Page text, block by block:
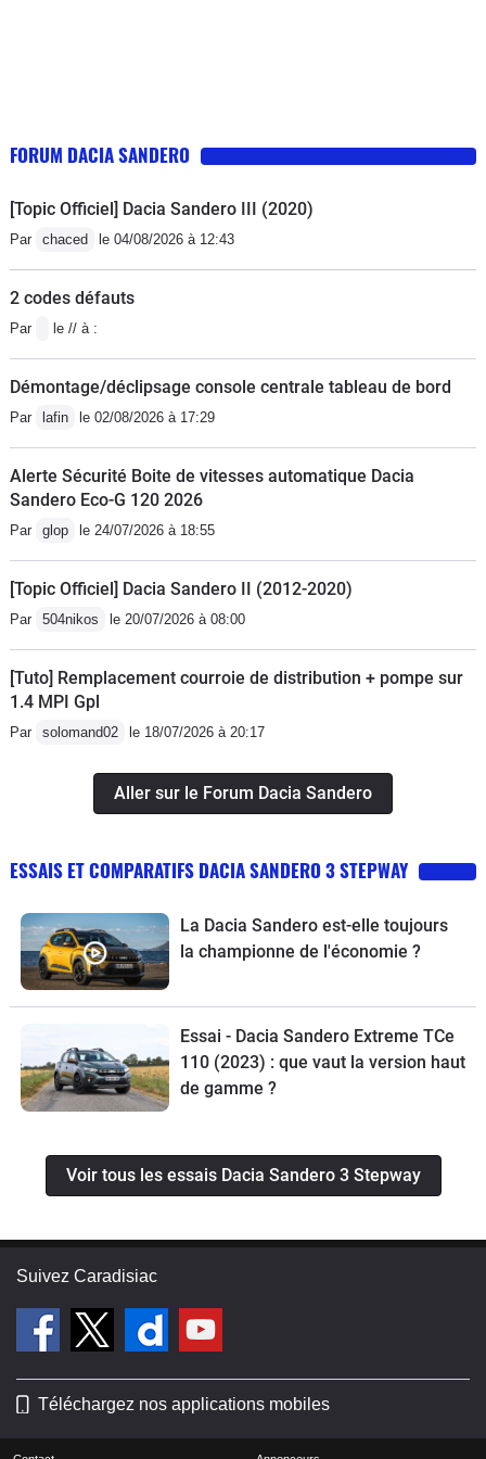
FORUM DACIA SANDERO
[Topic Officiel] Dacia Sandero III (2020)
Par chaced le 04/08/2026 à 12:43
2 codes défauts
Par le // à :
Démontage/déclipsage console centrale tableau de bord
Par lafin le 02/08/2026 à 17:29
Alerte Sécurité Boite de vitesses automatique Dacia
Sandero Eco-G 120 2026
Par glop le 24/07/2026 à 18:55
[Topic Officiel] Dacia Sandero II (2012-2020)
Par 504nikos le 20/07/2026 à 08:00
[Tuto] Remplacement courroie de distribution + pompe sur
1.4 MPI Gpl
Par solomand02 le 18/07/2026 à 20:17
Aller sur le Forum Dacia Sandero
ESSAIS ET COMPARATIFS DACIA SANDERO 3 STEPWAY
La Dacia Sandero est-elle toujours
la championne de l'économie ?
Essai - Dacia Sandero Extreme TCe
110 (2023) : que vaut la version haut
de gamme ?
Voir tous les essais Dacia Sandero 3 Stepway
Suivez Caradisiac
Téléchargez nos applications mobiles